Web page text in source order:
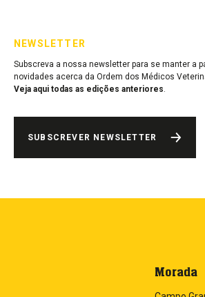
NEWSLETTER
Subscreva a nossa newsletter para se manter a
novidades acerca da Ordem dos Médicos
Veja aqui todas as edições anteriores.
SUBSCREVER NEWSLETTER
Morada